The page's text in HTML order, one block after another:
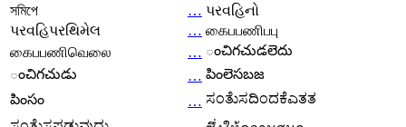
সমিপে
… પરવહિનો
પરવહિપરથિમેલ
… கைபபணிபபு
கைபபணிவெலை
… ంచిగచుడలెదు
ంచిగచుడు
… పింలెసబజ
పింసం
… ಸಂತೆುಸದಿಂದಕೆಎತತ